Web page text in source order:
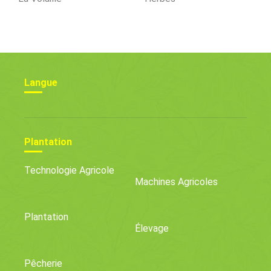
Langue
Plantation
Technologie Agricole
Machines Agricoles
Plantation
Élevage
Pêcherie